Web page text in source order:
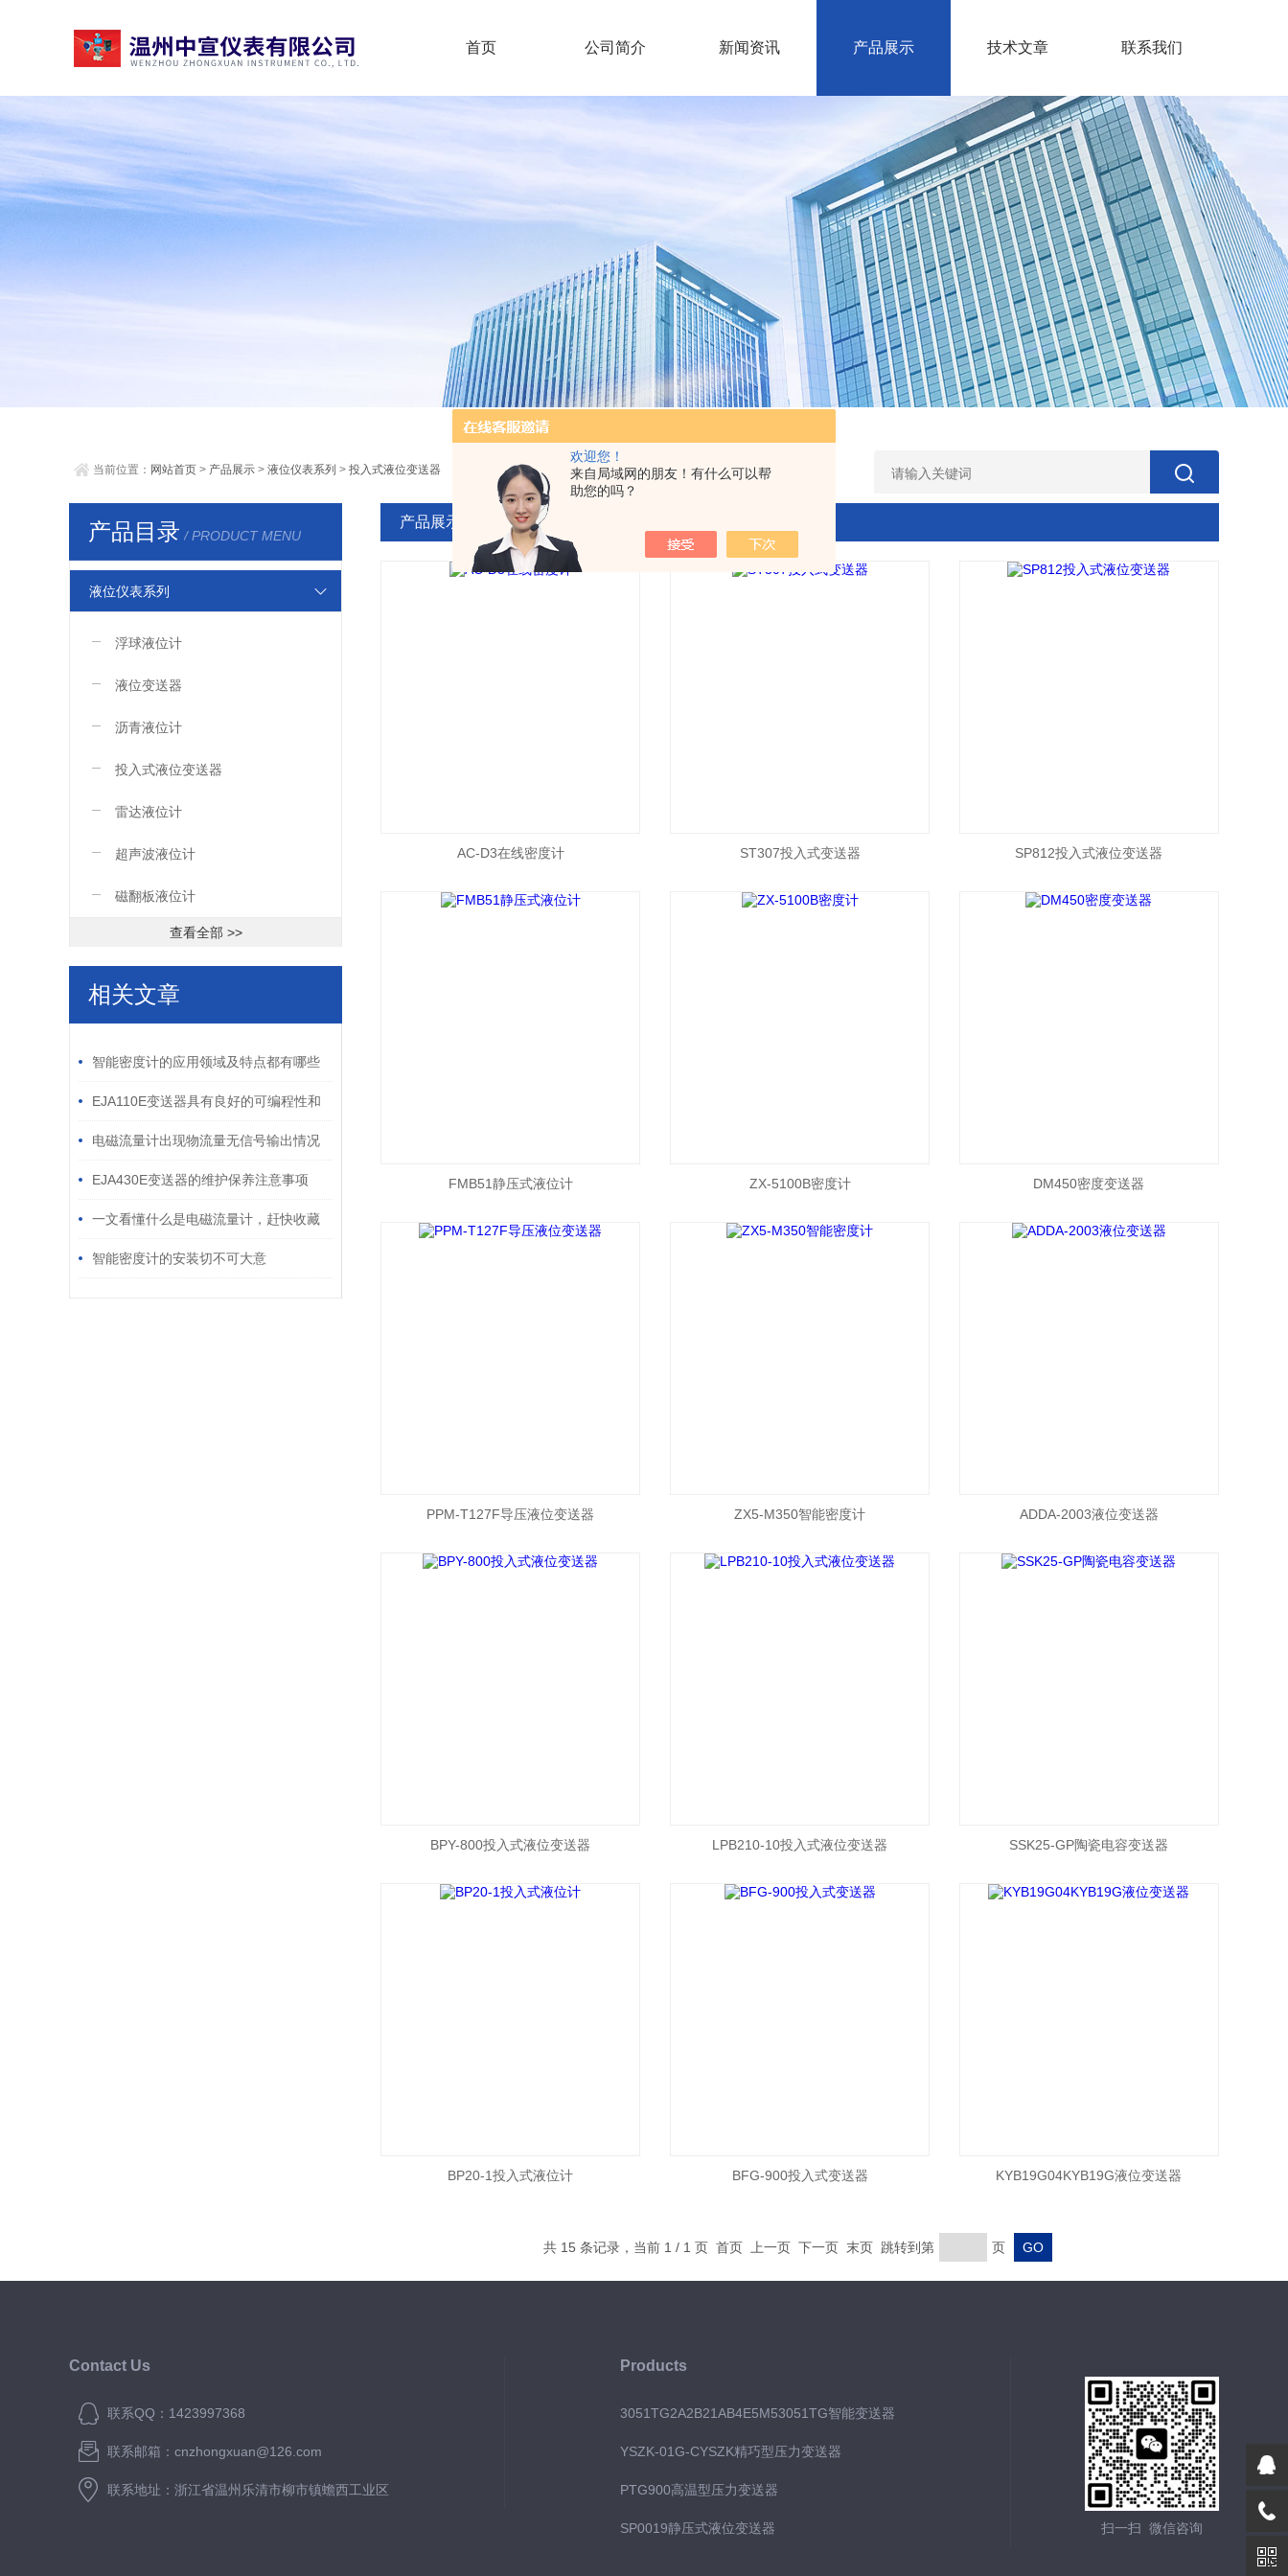
欢迎您！
来自局域网的朋友！有什么可以帮
助您的吗？
首页 公司简介 新闻资讯 产品展示 技术文章 联系我们
当前位置： 网站首页 > 产品展示 > 液位仪表系列 > 投入式液位变送器
产品目录 / PRODUCT MENU
液位仪表系列
浮球液位计
液位变送器
沥青液位计
投入式液位变送器
雷达液位计
超声波液位计
磁翻板液位计
查看全部 >>
相关文章
智能密度计的应用领域及特点都有哪些
EJA110E变送器具有良好的可编程性和
智能化功能
电磁流量计出现物流量无信号输出情况
应该怎么办呢
EJA430E变送器的维护保养注意事项
一文看懂什么是电磁流量计，赶快收藏
智能密度计的安装切不可大意
产品展示
AC-D3在线密度计 ST307投入式变送器 SP812投入式液位变送器
FMB51静压式液位计 ZX-5100B密度计 DM450密度变送器
PPM-T127F导压液位变送器 ZX5-M350智能密度计 ADDA-2003液位变送器
BPY-800投入式液位变送器 LPB210-10投入式液位变送器 SSK25-GP陶瓷电容变送器
BP20-1投入式液位计 BFG-900投入式变送器 KYB19G04KYB19G液位变送器
共 15 条记录，当前 1 / 1 页 首页 上一页 下一页 末页 跳转到第 页
Contact Us
联系QQ：1423997368
联系邮箱：cnzhongxuan@126.com
联系地址：浙江省温州乐清市柳市镇蟾西工业区
Products
3051TG2A2B21AB4E5M53051TG智能变送器
YSZK-01G-CYSZK精巧型压力变送器
PTG900高温型压力变送器
SP0019静压式液位变送器 扫一扫 微信咨询